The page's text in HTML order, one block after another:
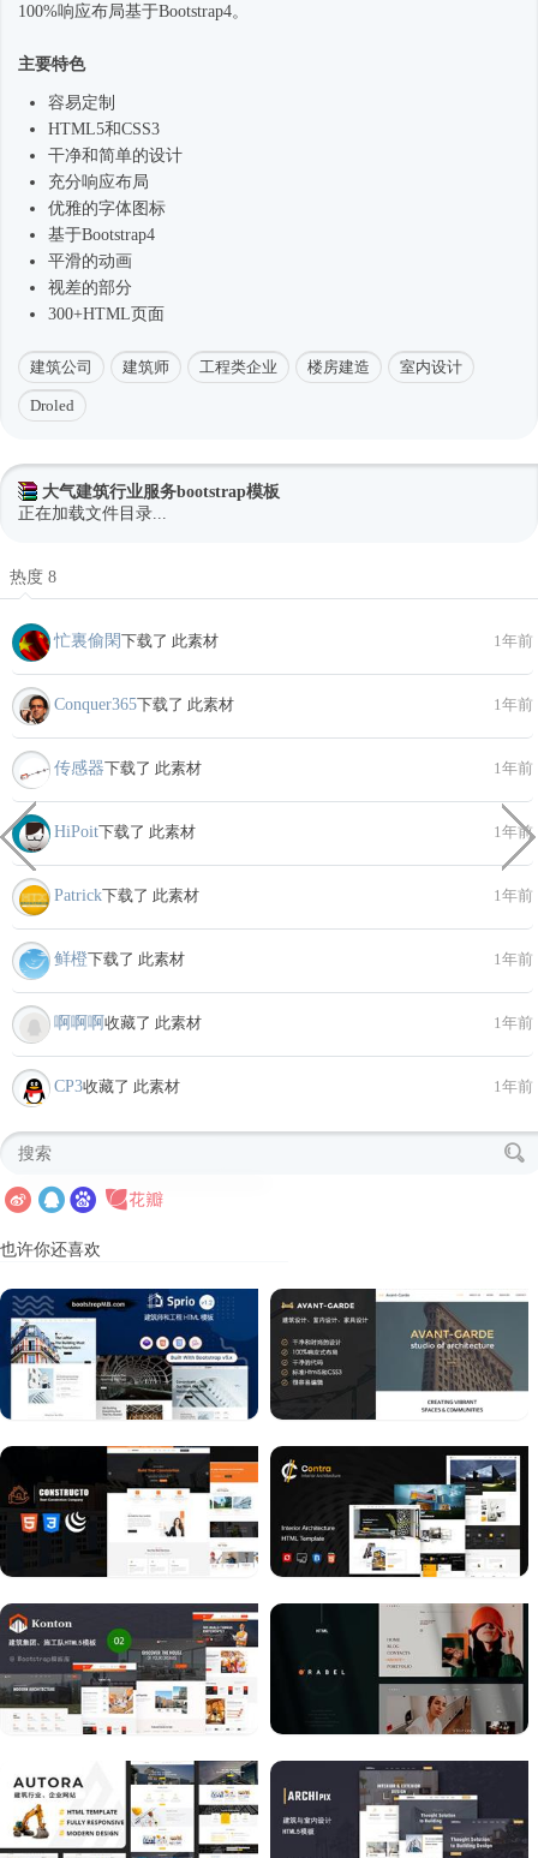
100%响应布局基于Bootstrap4。
主要特色
容易定制
HTML5和CSS3
干净和简单的设计
充分响应布局
优雅的字体图标
基于Bootstrap4
平滑的动画
视差的部分
300+HTML页面
建筑公司 建筑师 工程类企业 楼房建造 室内设计
Droled
大气建筑行业服务bootstrap模板
正在加载文件目录...
热度 8
忙裏偷閑下载了 此素材 1年前
Conquer365下载了 此素材 1年前
传感器下载了 此素材 1年前
HiPoit下载了 此素材 1年前
Patrick下载了 此素材 1年前
鲜橙下载了 此素材 1年前
啊啊啊 收藏了 此素材 1年前
CP3收藏了 此素材 1年前
也许你还喜欢